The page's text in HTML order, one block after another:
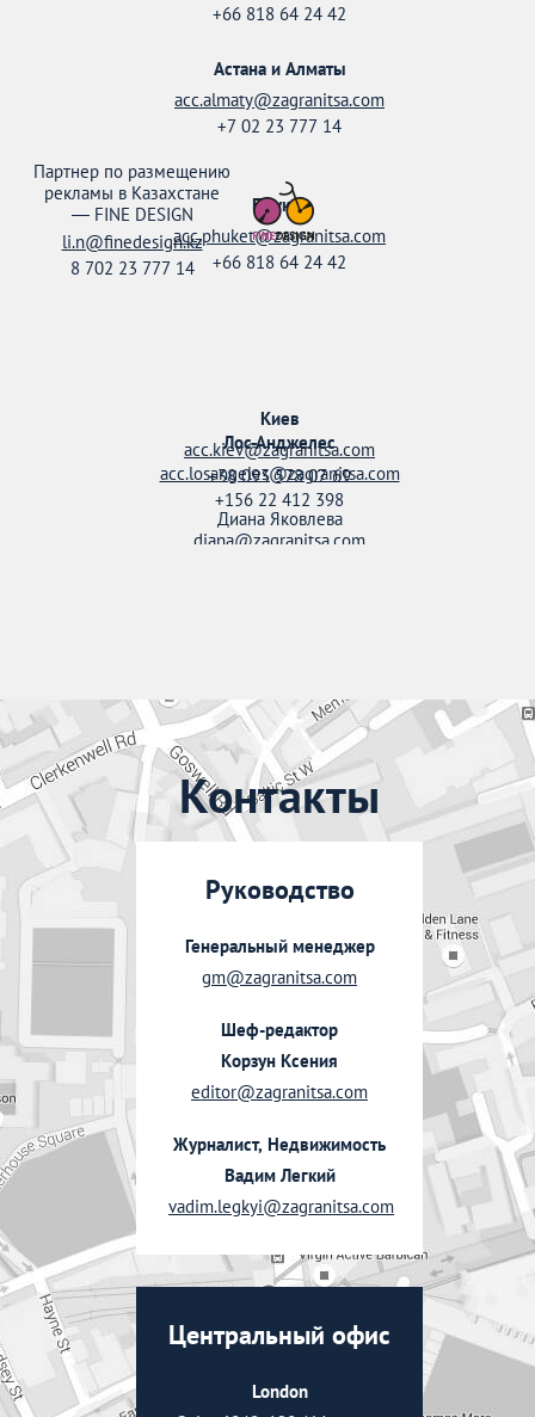
+66 818 64 24 42
Астана и Алматы
acc.almaty@zagranitsa.com
+7 02 23 777 14
Партнер по размещению
рекламы в Казахстане
— FINE DESIGN
li.n@finedesign.kz
8 702 23 777 14
Пхукет
acc.phuket@zagranitsa.com
+66 818 64 24 42
Киев
acc.kiev@zagranitsa.com
+38 093 578 07 69
Диана Яковлева
diana@zagranitsa.com
Лос-Анджелес
acc.losangeles@zagranitsa.com
+156 22 412 398
Контакты
Руководство
Генеральный менеджер
gm@zagranitsa.com
Шеф-редактор
Корзун Ксения
editor@zagranitsa.com
Журналист, Недвижимость
Вадим Легкий
vadim.legkyi@zagranitsa.com
Центральный офис
London